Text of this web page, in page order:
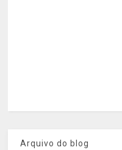
Arquivo do blog